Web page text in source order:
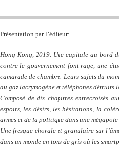
Présentation par l’éditeur:
Hong Kong, 2019. Une capitale au bord
contre le gouvernement font rage, une
camarade de chambre. Leurs sujets du
au gaz lacrymogène et téléphones détruits
Composé de dix chapitres entrecroisés
espoirs, les désirs, les hésitations, la
armes et de la politique dans une
Une fresque chorale et granulaire sur
dans un monde en tons de gris où les